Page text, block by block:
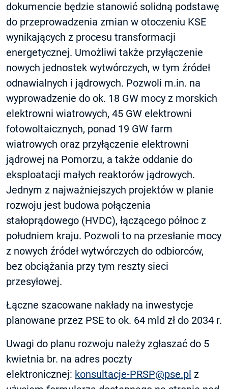
dokumencie będzie stanowić solidną podstawę
do przeprowadzenia zmian w otoczeniu KSE
wynikających z procesu transformacji
energetycznej. Umożliwi także przyłączenie
nowych jednostek wytwórczych, w tym źródeł
odnawialnych i jądrowych. Pozwoli m.in. na
wyprowadzenie do ok. 18 GW mocy z morskich
elektrowni wiatrowych, 45 GW elektrowni
fotowoltaicznych, ponad 19 GW farm
wiatrowych oraz przyłączenie elektrowni
jądrowej na Pomorzu, a także oddanie do
eksploatacji małych reaktorów jądrowych.
Jednym z najważniejszych projektów w planie
rozwoju jest budowa połączenia
stałoprądowego (HVDC), łączącego północ z
południem kraju. Pozwoli to na przesłanie mocy
z nowych źródeł wytwórczych do odbiorców,
bez obciążania przy tym reszty sieci
przesyłowej.
Łączne szacowane nakłady na inwestycje
planowane przez PSE to ok. 64 mld zł do 2034 r.
Uwagi do planu rozwoju należy zgłaszać do 5
kwietnia br. na adres poczty
elektronicznej: konsultacje-PRSP@pse.pl z